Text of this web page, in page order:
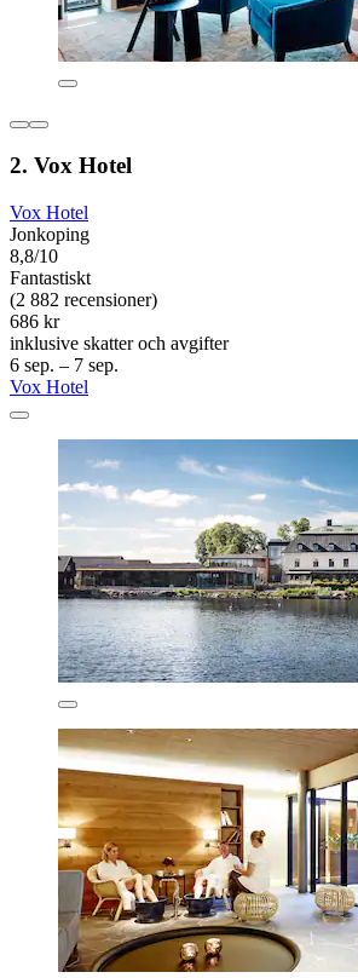
2. Vox Hotel
Vox Hotel
Jonkoping
8,8/10
Fantastiskt
(2 882 recensioner)
686 kr
inklusive skatter och avgifter
6 sep. – 7 sep.
Vox Hotel